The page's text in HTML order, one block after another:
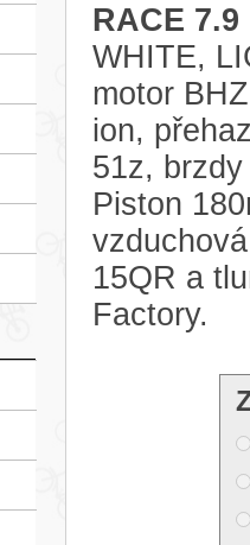
RACE 7.9
WHITE,
motor
ion,
51z,
Piston
15QR a
Factory.